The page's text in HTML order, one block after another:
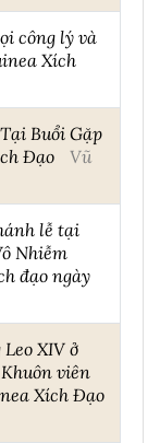
công lý và
Xích
Buổi Gặp
Đạo
Vũ
lễ tại
Nhiễm
đạo ngày
XIV ở
viên
Xích Đạo